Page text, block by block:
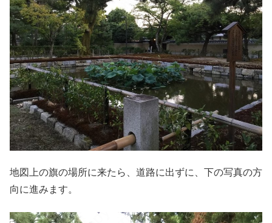
地図上の旗の場所に来たら、道路に出ずに、下の写真の方
向に進みます。